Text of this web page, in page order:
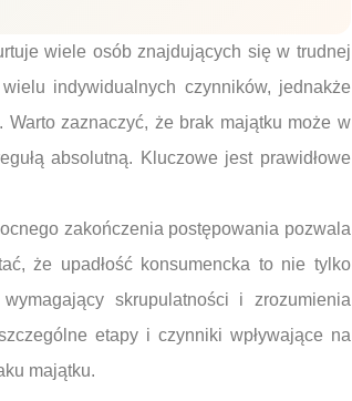
wiele osób znajdujących się w trudnej
indywidualnych czynników, jednakże
zaznaczyć, że brak majątku może w
absolutną. Kluczowe jest prawidłowe
zakończenia postępowania pozwala
że upadłość konsumencka to nie tylko
skrupulatności i zrozumienia
etapy i czynniki wpływające na
majątku.